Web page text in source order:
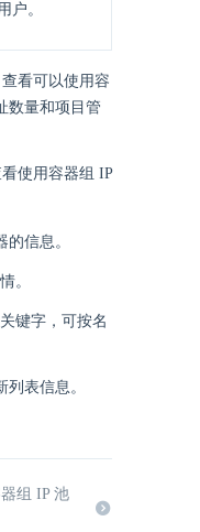
户。
看可以使用容
数量和项目管
使用容器组 IP
信息。
。
键字，可按名
列表信息。
组 IP 池